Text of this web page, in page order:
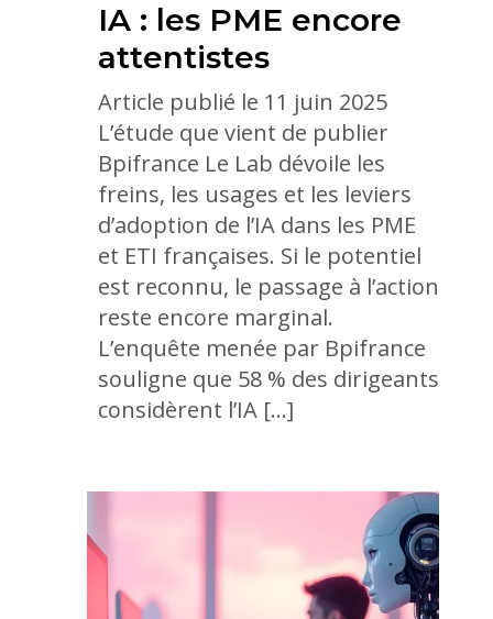
IA : les PME encore
attentistes
Article publié le 11 juin 2025
L’étude que vient de publier
Bpifrance Le Lab dévoile les
freins, les usages et les leviers
d’adoption de l’IA dans les PME
et ETI françaises. Si le potentiel
est reconnu, le passage à l’action
reste encore marginal.
L’enquête menée par Bpifrance
souligne que 58 % des dirigeants
considèrent l’IA […]